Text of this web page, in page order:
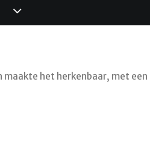
maakte het herkenbaar, met een